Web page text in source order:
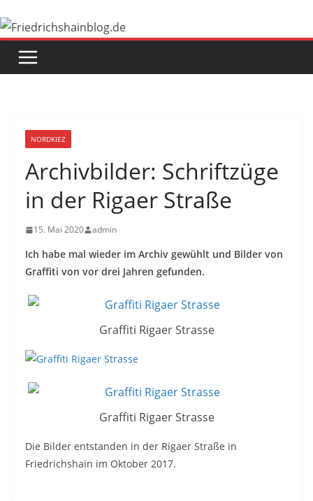
NORDKIEZ
Archivbilder: Schriftzüge
in der Rigaer Straße
15. Mai 2020 admin
Ich habe mal wieder im Archiv gewühlt und Bilder von
Graffiti von vor drei Jahren gefunden.
Graffiti Rigaer Strasse
Graffiti Rigaer Strasse
Die Bilder entstanden in der Rigaer Straße in
Friedrichshain im Oktober 2017.